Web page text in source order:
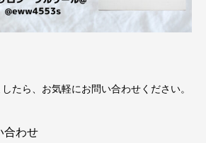
たら、お気軽にお問い合わせください。
合わせ